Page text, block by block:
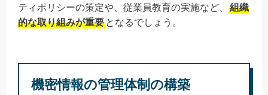
ティポリシーの策定や、従業員教育の実施など、
組織
的な取り組みが重要 となるでしょう。
機密情報の管理体制の構築